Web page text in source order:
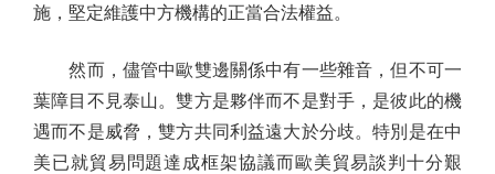
施，堅定維護中方機構的正當合法權益。
然而，儘管中歐雙邊關係中有一些雜音，但不可一
葉障目不見泰山。雙方是夥伴而不是對手，是彼此的機
遇而不是威脅，雙方共同利益遠大於分歧。特別是在中
美已就貿易問題達成框架協議而歐美貿易談判十分艱